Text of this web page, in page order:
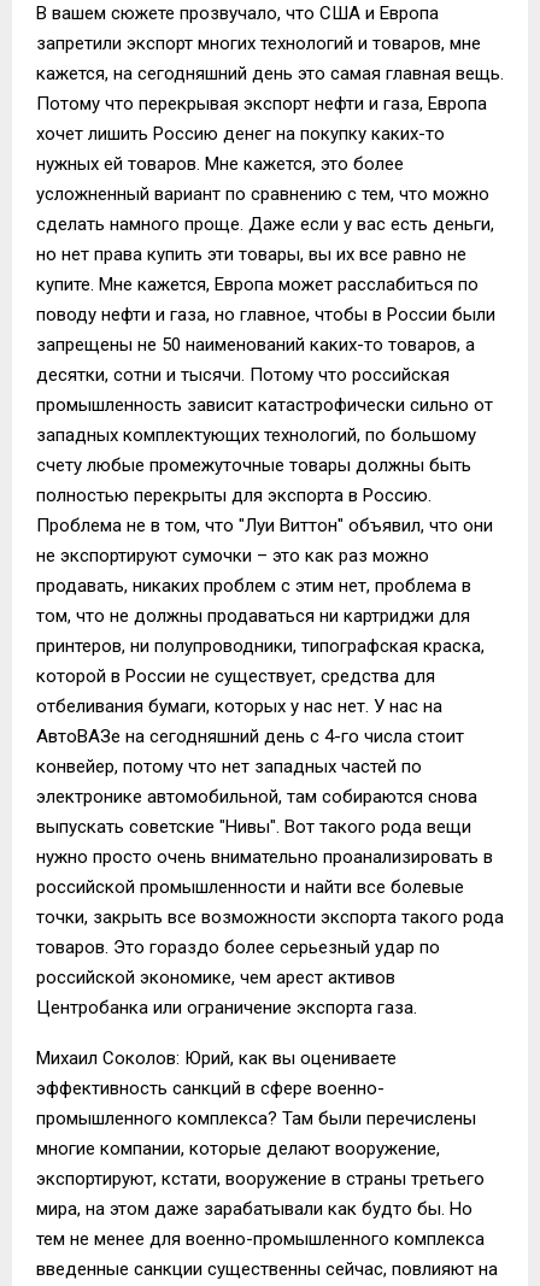
В вашем сюжете прозвучало, что США и Европа
запретили экспорт многих технологий и товаров, мне
кажется, на сегодняшний день это самая главная вещь.
Потому что перекрывая экспорт нефти и газа, Европа
хочет лишить Россию денег на покупку каких-то
нужных ей товаров. Мне кажется, это более
усложненный вариант по сравнению с тем, что можно
сделать намного проще. Даже если у вас есть деньги,
но нет права купить эти товары, вы их все равно не
купите. Мне кажется, Европа может расслабиться по
поводу нефти и газа, но главное, чтобы в России были
запрещены не 50 наименований каких-то товаров, а
десятки, сотни и тысячи. Потому что российская
промышленность зависит катастрофически сильно от
западных комплектующих технологий, по большому
счету любые промежуточные товары должны быть
полностью перекрыты для экспорта в Россию.
Проблема не в том, что "Луи Виттон" объявил, что они
не экспортируют сумочки – это как раз можно
продавать, никаких проблем с этим нет, проблема в
том, что не должны продаваться ни картриджи для
принтеров, ни полупроводники, типографская краска,
которой в России не существует, средства для
отбеливания бумаги, которых у нас нет. У нас на
АвтоВАЗе на сегодняшний день с 4-го числа стоит
конвейер, потому что нет западных частей по
электронике автомобильной, там собираются снова
выпускать советские "Нивы". Вот такого рода вещи
нужно просто очень внимательно проанализировать в
российской промышленности и найти все болевые
точки, закрыть все возможности экспорта такого рода
товаров. Это гораздо более серьезный удар по
российской экономике, чем арест активов
Центробанка или ограничение экспорта газа.
Михаил Соколов: Юрий, как вы оцениваете
эффективность санкций в сфере военно-
промышленного комплекса? Там были перечислены
многие компании, которые делают вооружение,
экспортируют, кстати, вооружение в страны третьего
мира, на этом даже зарабатывали как будто бы. Но
тем не менее для военно-промышленного комплекса
введенные санкции существенны сейчас, повлияют на